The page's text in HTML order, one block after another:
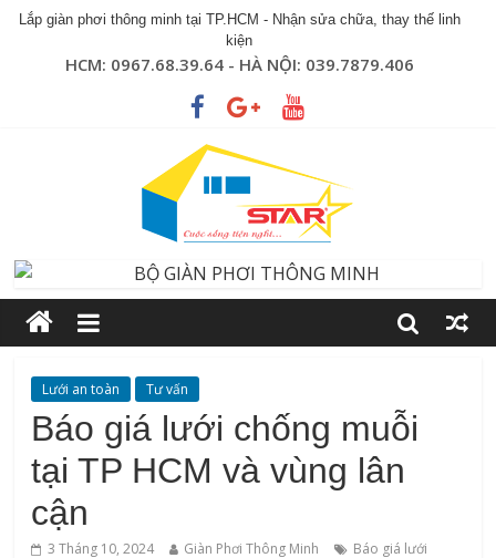
Lắp giàn phơi thông minh tại TP.HCM - Nhận sửa chữa, thay thế linh
kiện
HCM: 0967.68.39.64 - HÀ NỘI: 039.7879.406
Lưới an toàn Tư vấn
Báo giá lưới chống muỗi
tại TP HCM và vùng lân
cận
3 Tháng 10, 2024 Giàn Phơi Thông Minh
Báo giá lưới